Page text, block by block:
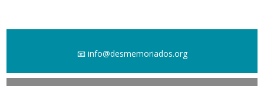
📧 info@desmemoriados.org